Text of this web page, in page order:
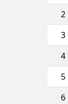
2
3
4
5
6